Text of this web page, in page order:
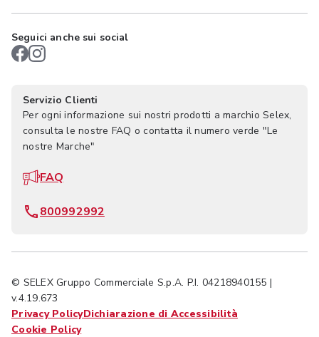
Seguici anche sui social
Servizio Clienti
Per ogni informazione sui nostri prodotti a marchio Selex,
consulta le nostre FAQ o contatta il numero verde "Le
nostre Marche"
FAQ
800992992
© SELEX Gruppo Commerciale S.p.A. P.I. 04218940155 |
v.4.19.673
Privacy PolicyDichiarazione di Accessibilità
Cookie Policy